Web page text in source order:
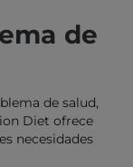
de
de salud,
Diet ofrece
necesidades